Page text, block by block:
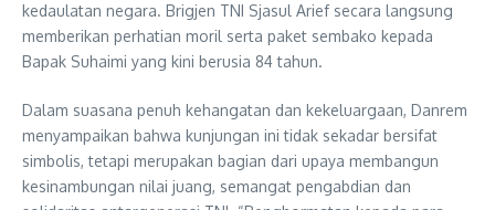
kedaulatan negara. Brigjen TNI Sjasul Arief secara langsung
memberikan perhatian moril serta paket sembako kepada
Bapak Suhaimi yang kini berusia 84 tahun.
Dalam suasana penuh kehangatan dan kekeluargaan, Danrem
menyampaikan bahwa kunjungan ini tidak sekadar bersifat
simbolis, tetapi merupakan bagian dari upaya membangun
kesinambungan nilai juang, semangat pengabdian dan